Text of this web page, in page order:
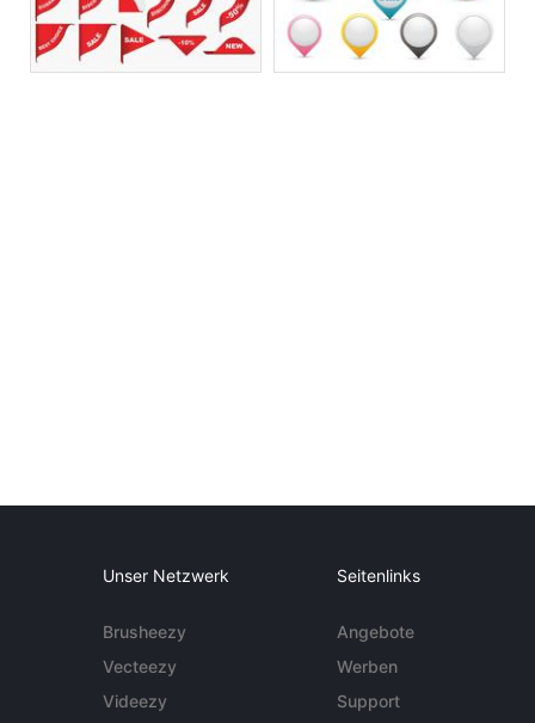
Unser Netzwerk
Brusheezy
Vecteezy
Videezy
Seitenlinks
Angebote
Werben
Support